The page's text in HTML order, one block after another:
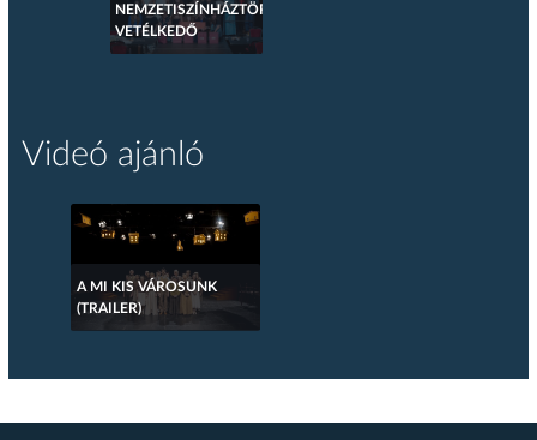
NEMZETISZÍNHÁZTÖRTÉNETI
VETÉLKEDŐ
Videó ajánló
A MI KIS VÁROSUNK
(TRAILER)